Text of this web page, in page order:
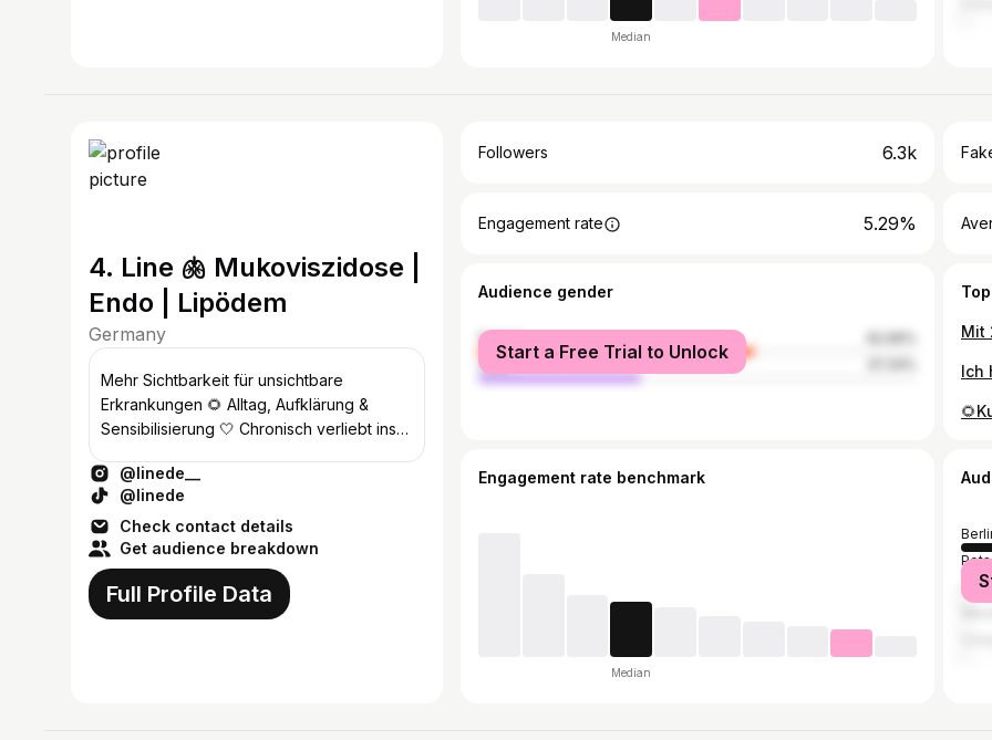
Median
4. Line 🫁 Mukoviszidose |
Endo | Lipödem
Germany
Mehr Sichtbarkeit für unsichtbare
Erkrankungen 🌻 Alltag, Aufklärung &
Sensibilisierung 🤍 Chronisch verliebt ins
@linede__
@linede
Check contact details
Get audience breakdown
Full Profile Data
Followers 6.3k
Engagement rate 5.29%
Audience gender
female
male
Start a Free Trial to Unlock
Engagement rate benchmark
Median